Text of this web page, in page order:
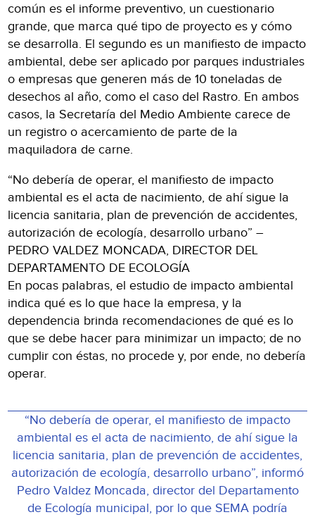
común es el informe preventivo, un cuestionario
grande, que marca qué tipo de proyecto es y cómo
se desarrolla. El segundo es un manifiesto de impacto
ambiental, debe ser aplicado por parques industriales
o empresas que generen más de 10 toneladas de
desechos al año, como el caso del Rastro. En ambos
casos, la Secretaría del Medio Ambiente carece de
un registro o acercamiento de parte de la
maquiladora de carne.
“No debería de operar, el manifiesto de impacto
ambiental es el acta de nacimiento, de ahí sigue la
licencia sanitaria, plan de prevención de accidentes,
autorización de ecología, desarrollo urbano” –
PEDRO VALDEZ MONCADA, DIRECTOR DEL
DEPARTAMENTO DE ECOLOGÍA
En pocas palabras, el estudio de impacto ambiental
indica qué es lo que hace la empresa, y la
dependencia brinda recomendaciones de qué es lo
que se debe hacer para minimizar un impacto; de no
cumplir con éstas, no procede y, por ende, no debería
operar.
“No debería de operar, el manifiesto de impacto
ambiental es el acta de nacimiento, de ahí sigue la
licencia sanitaria, plan de prevención de accidentes,
autorización de ecología, desarrollo urbano”, informó
Pedro Valdez Moncada, director del Departamento
de Ecología municipal, por lo que SEMA podría